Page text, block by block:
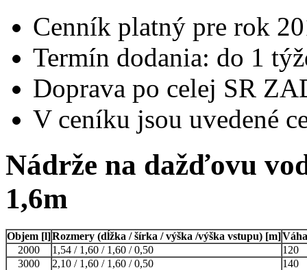
Cenník platný pre rok
Termín dodania: do 1
Doprava po celej SR
V ceníku jsou uvedené
Nádrže na dažďovu
1,6m
Objem [l]Rozmery (dĺžka / šírka / výška /výška vstupu) [m]
2000
1,54 / 1,60 / 1,60 / 0,50
120
3000
2,10 / 1,60 / 1,60 / 0,50
140